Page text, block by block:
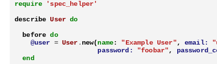
require
'spec_helper'
describe User do
before do
@user = User .new(name: "Example User", email:
password:
"foobar",
end